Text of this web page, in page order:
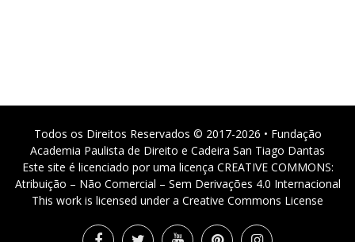
Todos os Direitos Reservados © 2017-2026 • Fundação
Academia Paulista de Direito e Cadeira San Tiago Dantas
Este site é licenciado por uma licença CREATIVE COMMONS:
Atribuição – Não Comercial – Sem Derivações 4.0 Internacional
This work is licensed under a Creative Commons License